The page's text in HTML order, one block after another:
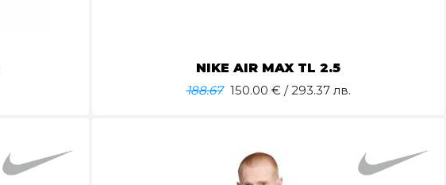
NIKE AIR MAX TL 2.5
188.67 150.00 € / 293.37 лв.